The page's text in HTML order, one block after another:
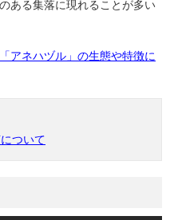
ある集落に現れることが多い
アネハヅル」の生態や特徴に
ついて